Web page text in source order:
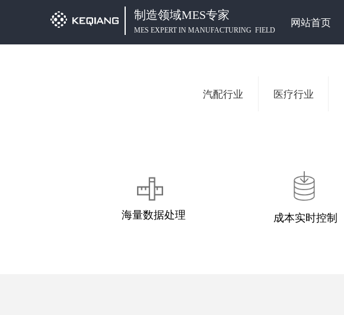
制造领域MES专家
MES EXPERT IN MANUFACTURING FIELD
网站首页
成本实时控制
海量数据处理
汽配行业 医疗行业